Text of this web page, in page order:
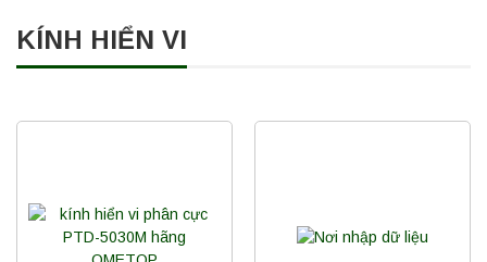
KÍNH HIỂN VI